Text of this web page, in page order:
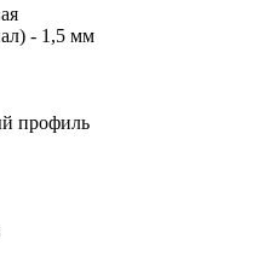
- 1,5 мм
профиль